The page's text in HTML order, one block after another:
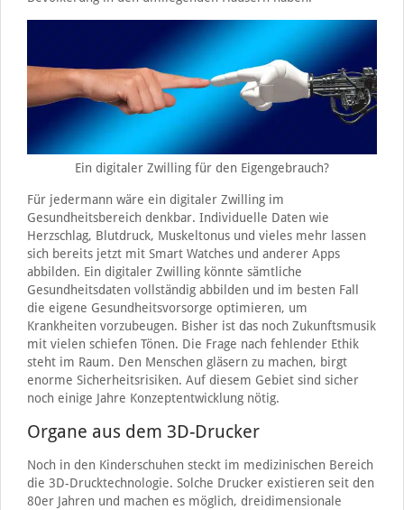
Ein digitaler Zwilling für den Eigengebrauch?
Für jedermann wäre ein digitaler Zwilling im
Gesundheitsbereich denkbar. Individuelle Daten wie
Herzschlag, Blutdruck, Muskeltonus und vieles mehr lassen
sich bereits jetzt mit Smart Watches und anderer Apps
abbilden. Ein digitaler Zwilling könnte sämtliche
Gesundheitsdaten vollständig abbilden und im besten Fall
die eigene Gesundheitsvorsorge optimieren, um
Krankheiten vorzubeugen. Bisher ist das noch Zukunftsmusik
mit vielen schiefen Tönen. Die Frage nach fehlender Ethik
steht im Raum. Den Menschen gläsern zu machen, birgt
enorme Sicherheitsrisiken. Auf diesem Gebiet sind sicher
noch einige Jahre Konzeptentwicklung nötig.
Organe aus dem 3D-Drucker
Noch in den Kinderschuhen steckt im medizinischen Bereich
die 3D-Drucktechnologie. Solche Drucker existieren seit den
80er Jahren und machen es möglich, dreidimensionale